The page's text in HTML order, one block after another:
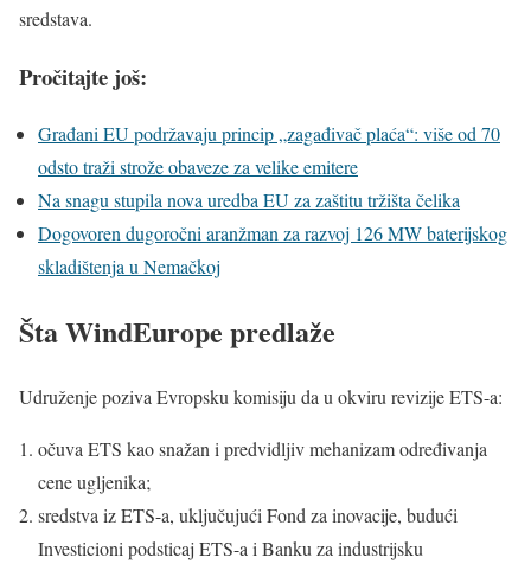
sredstava.
Pročitajte još:
Građani EU podržavaju princip „zagađivač plaća“: više od 70
odsto traži strože obaveze za velike emitere
Na snagu stupila nova uredba EU za zaštitu tržišta čelika
Dogovoren dugoročni aranžman za razvoj 126 MW baterijskog
skladištenja u Nemačkoj
Šta WindEurope predlaže
Udruženje poziva Evropsku komisiju da u okviru revizije ETS-a:
očuva ETS kao snažan i predvidljiv mehanizam određivanja
cene ugljenika;
sredstva iz ETS-a, uključujući Fond za inovacije, budući
Investicioni podsticaj ETS-a i Banku za industrijsku